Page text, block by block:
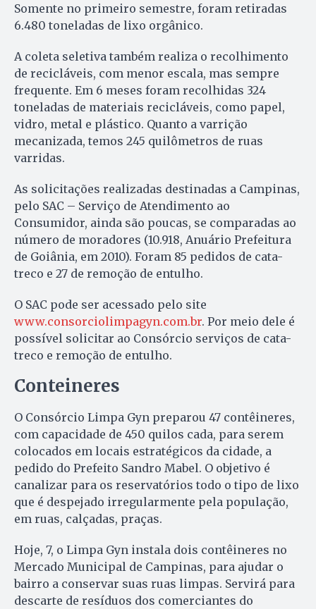
Somente no primeiro semestre, foram retiradas
6.480 toneladas de lixo orgânico.
A coleta seletiva também realiza o recolhimento
de recicláveis, com menor escala, mas sempre
frequente. Em 6 meses foram recolhidas 324
toneladas de materiais recicláveis, como papel,
vidro, metal e plástico. Quanto a varrição
mecanizada, temos 245 quilômetros de ruas
varridas.
As solicitações realizadas destinadas a Campinas,
pelo SAC – Serviço de Atendimento ao
Consumidor, ainda são poucas, se comparadas ao
número de moradores (10.918, Anuário Prefeitura
de Goiânia, em 2010). Foram 85 pedidos de cata-
treco e 27 de remoção de entulho.
O SAC pode ser acessado pelo site
www.consorciolimpagyn.com.br. Por meio dele é
possível solicitar ao Consórcio serviços de cata-
treco e remoção de entulho.
Conteineres
O Consórcio Limpa Gyn preparou 47 contêineres,
com capacidade de 450 quilos cada, para serem
colocados em locais estratégicos da cidade, a
pedido do Prefeito Sandro Mabel. O objetivo é
canalizar para os reservatórios todo o tipo de lixo
que é despejado irregularmente pela população,
em ruas, calçadas, praças.
Hoje, 7, o Limpa Gyn instala dois contêineres no
Mercado Municipal de Campinas, para ajudar o
bairro a conservar suas ruas limpas. Servirá para
descarte de resíduos dos comerciantes do